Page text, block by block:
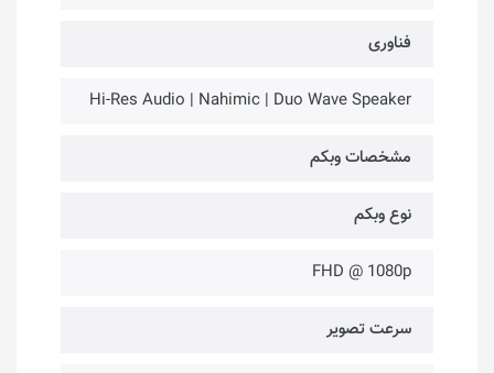
فناوری‌
Hi-Res Audio | Nahimic | Duo Wave Speaker
مشخصات وبکم
نوع وبکم
FHD @ 1080p
سرعت تصویر